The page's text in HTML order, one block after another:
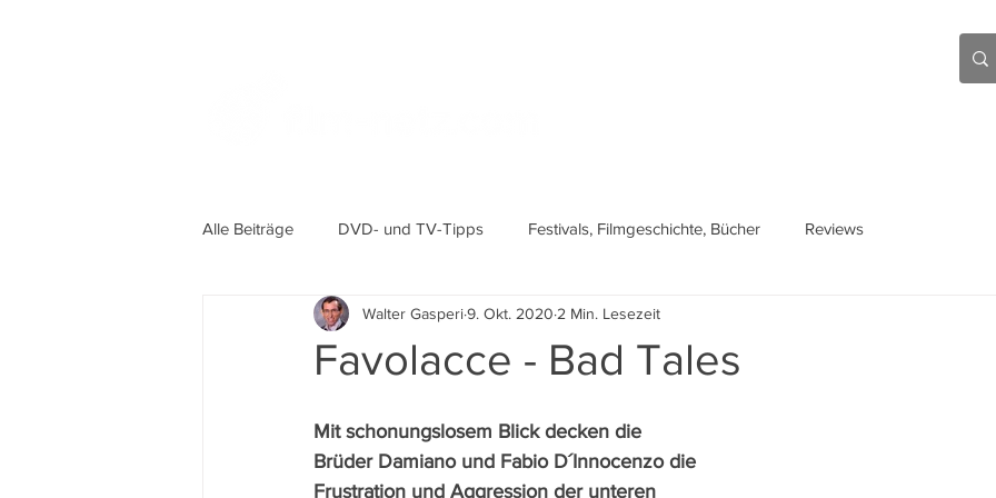
Alle Beiträge DVD- und TV-Tipps Festivals, Filmgeschichte, Bücher Reviews
Favolacce - Bad Tales
Walter Gasperi9. Okt. 2020 2 Min. Lesezeit
Mit schonungslosem Blick decken die
Brüder Damiano und Fabio D´Innocenzo die
Frustration und Aggression der unteren